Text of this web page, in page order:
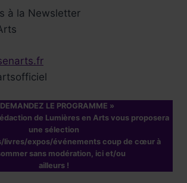
à la Newsletter
LE PROGRAMME »
de Lumières en Arts vous proposera
une sélection
livres/expos/événements coup de cœur à
sans modération, ici et/ou
ailleurs !